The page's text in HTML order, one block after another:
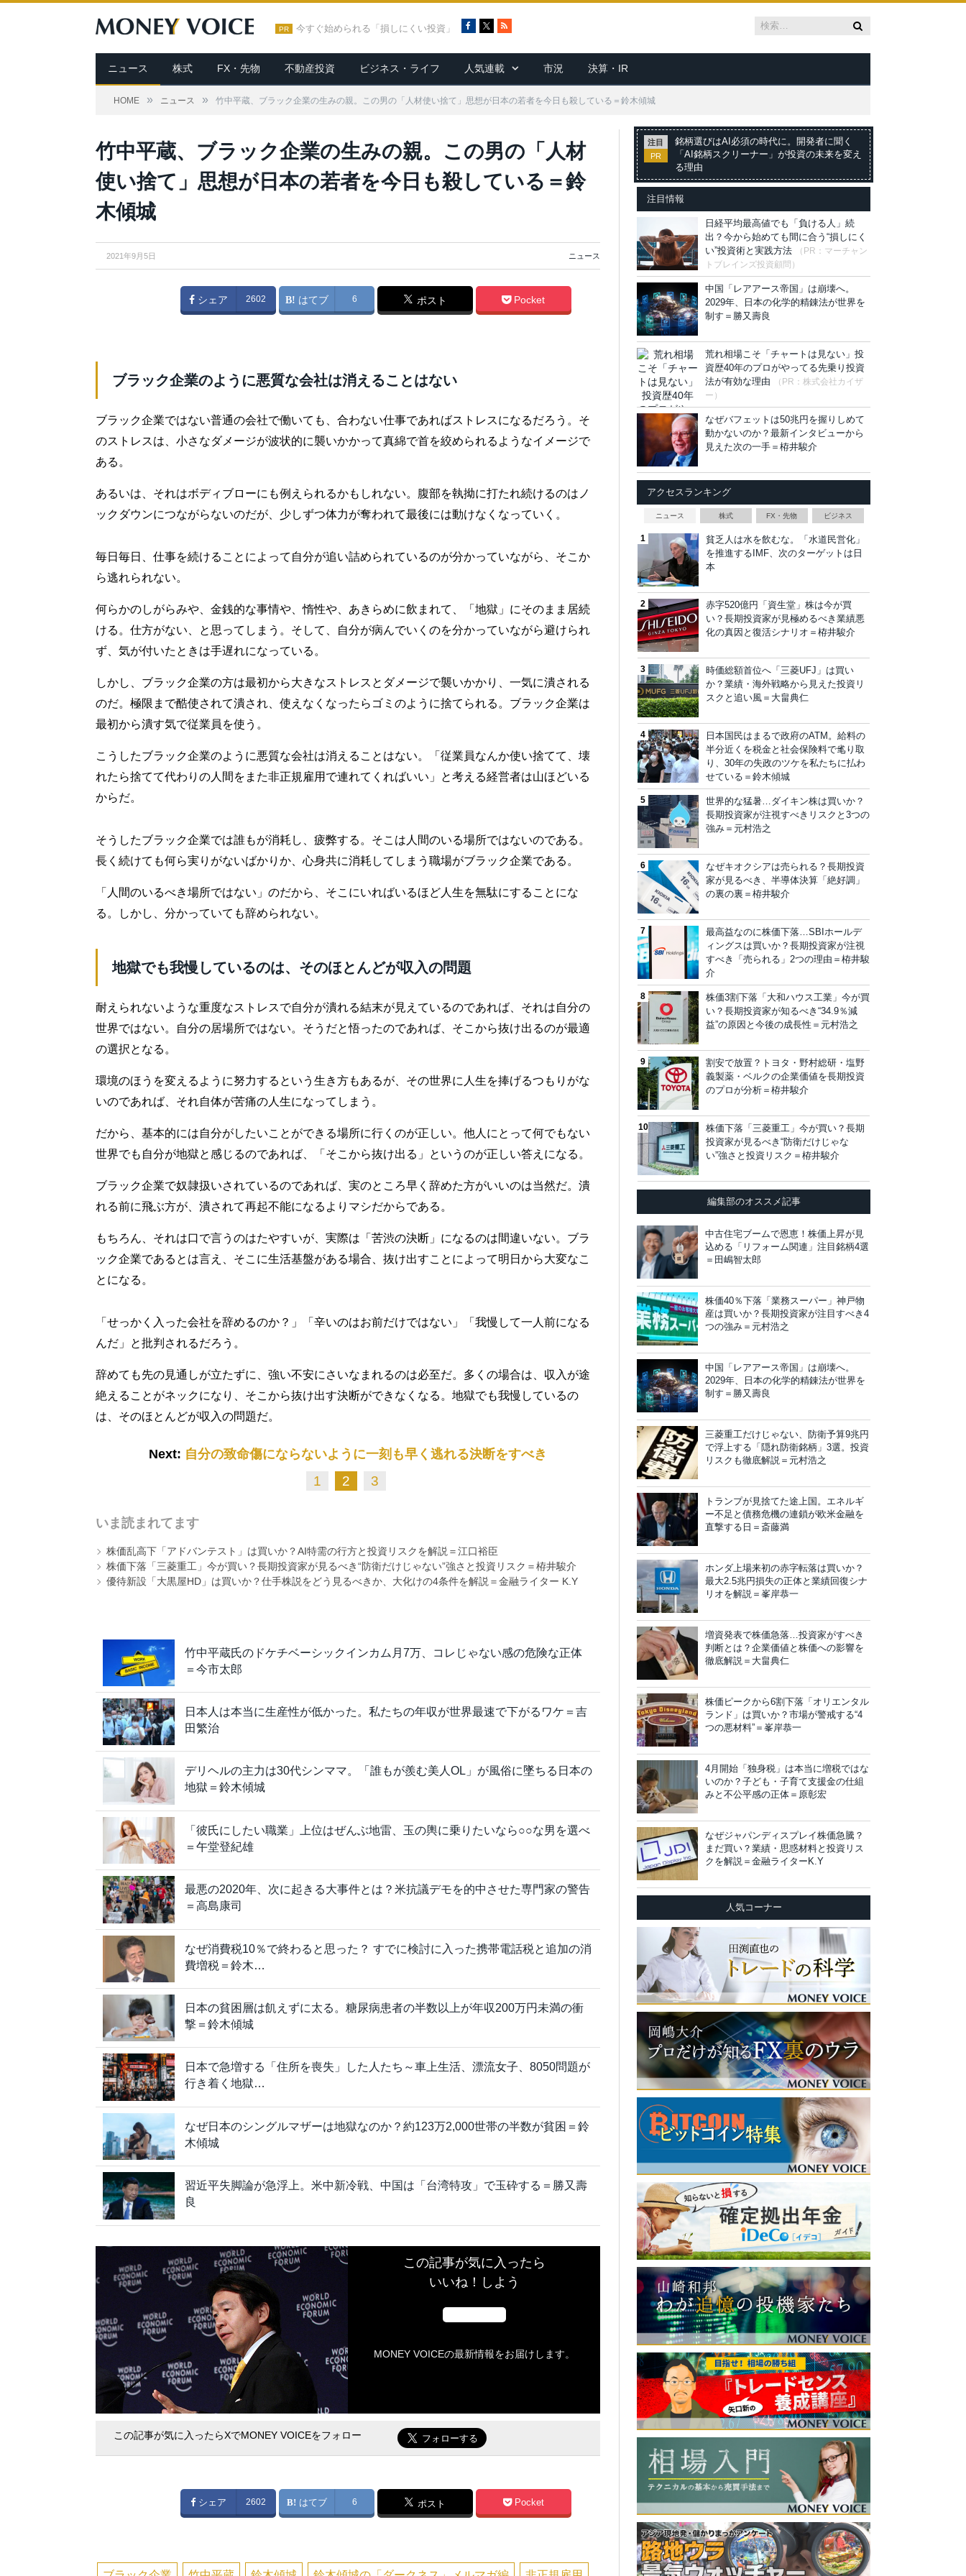
PR 今すぐ始められる「損しにくい投資」
c
e
b
o
R
S
ニュース 株式 FX・先物 不動産投資 ビジネス・ライフ 人気連載 市況 決算・IR
HOME » ニュース » 竹中平蔵、ブラック企業の生みの親。この男の「人材使い捨て」思想が日本の若者を今日も殺している＝鈴木傾城
竹中平蔵、ブラック企業の生みの親。この男の「人材
使い捨て」思想が日本の若者を今日も殺している＝鈴
木傾城
2021年9月5日 ニュース
シェア 2602 はてブ 6 ポスト Pocket
ブラック企業のように悪質な会社は消えることはない
ブラック企業ではない普通の会社で働いても、合わない仕事であればストレスになるだろう。そ
のストレスは、小さなダメージが波状的に襲いかかって真綿で首を絞められるようなイメージで
ある。
あるいは、それはボディブローにも例えられるかもしれない。腹部を執拗に打たれ続けるのはノ
ックダウンにつながらないのだが、少しずつ体力が奪われて最後には動けなくなっていく。
毎日毎日、仕事を続けることによって自分が追い詰められているのが分かっていながら、そこか
ら逃れられない。
何らかのしがらみや、金銭的な事情や、惰性や、あきらめに飲まれて、「地獄」にそのまま居続
ける。仕方がない、と思ってしまう。そして、自分が病んでいくのを分かっていながら避けられ
ず、気が付いたときは手遅れになっている。
しかし、ブラック企業の方は最初から大きなストレスとダメージで襲いかかり、一気に潰される
のだ。極限まで酷使されて潰され、使えなくなったらゴミのように捨てられる。ブラック企業は
最初から潰す気で従業員を使う。
こうしたブラック企業のように悪質な会社は消えることはない。「従業員なんか使い捨てて、壊
れたら捨てて代わりの人間をまた非正規雇用で連れてくればいい」と考える経営者は山ほどいる
からだ。
そうしたブラック企業では誰もが消耗し、疲弊する。そこは人間のいる場所ではないのである。
長く続けても何ら実りがないばかりか、心身共に消耗してしまう職場がブラック企業である。
「人間のいるべき場所ではない」のだから、そこにいればいるほど人生を無駄にすることにな
る。しかし、分かっていても辞められない。
地獄でも我慢しているのは、そのほとんどが収入の問題
耐えられないような重度なストレスで自分が潰れる結末が見えているのであれば、それは自分の
世界ではない。自分の居場所ではない。そうだと悟ったのであれば、そこから抜け出るのが最適
の選択となる。
環境のほうを変えるように努力するという生き方もあるが、その世界に人生を捧げるつもりがな
いのであれば、それ自体が苦痛の人生になってしまう。
だから、基本的には自分がしたいことができる場所に行くのが正しい。他人にとって何でもない
世界でも自分が地獄と感じるのであれば、「そこから抜け出る」というのが正しい答えになる。
ブラック企業で奴隷扱いされているのであれば、実のところ早く辞めた方がいいのは当然だ。潰
れる前に飛ぶ方が、潰されて再起不能になるよりマシだからである。
もちろん、それは口で言うのはたやすいが、実際は「苦渋の決断」になるのは間違いない。ブラ
ック企業であるとは言え、そこに生活基盤がある場合、抜け出すことによって明日から大変なこ
とになる。
「せっかく入った会社を辞めるのか？」「辛いのはお前だけではない」「我慢して一人前になる
んだ」と批判されるだろう。
辞めても先の見通しが立たずに、強い不安にさいなまれるのは必至だ。多くの場合は、収入が途
絶えることがネックになり、そこから抜け出す決断ができなくなる。地獄でも我慢しているの
は、そのほとんどが収入の問題だ。
Next: 自分の致命傷にならないように一刻も早く逃れる決断をすべき
1 2 3
いま読まれてます
株価乱高下「アドバンテスト」は買いか？AI特需の行方と投資リスクを解説＝江口裕臣
株価下落「三菱重工」今が買い？長期投資家が見るべき“防衛だけじゃない”強さと投資リスク＝栫井駿介
優待新設「大黒屋HD」は買いか？仕手株説をどう見るべきか、大化けの4条件を解説＝金融ライター K.Y
竹中平蔵氏のドケチベーシックインカム月7万、コレじゃない感の危険な正体
＝今市太郎
日本人は本当に生産性が低かった。私たちの年収が世界最速で下がるワケ＝吉
田繁治
デリヘルの主力は30代シンママ。「誰もが羨む美人OL」が風俗に墜ちる日本の
地獄＝鈴木傾城
「彼氏にしたい職業」上位はぜんぶ地雷、玉の輿に乗りたいなら○○な男を選べ
＝午堂登紀雄
最悪の2020年、次に起きる大事件とは？米抗議デモを的中させた専門家の警告
＝高島康司
なぜ消費税10％で終わると思った？ すでに検討に入った携帯電話税と追加の消
費増税＝鈴木…
日本の貧困層は飢えずに太る。糖尿病患者の半数以上が年収200万円未満の衝
撃＝鈴木傾城
日本で急増する「住所を喪失」した人たち～車上生活、漂流女子、8050問題が
行き着く地獄…
なぜ日本のシングルマザーは地獄なのか？約123万2,000世帯の半数が貧困＝鈴
木傾城
習近平失脚論が急浮上。米中新冷戦、中国は「台湾特攻」で玉砕する＝勝又壽
良
この記事が気に入ったら
いいね！しよう
MONEY VOICEの最新情報をお届けします。
この記事が気に入ったらXでMONEY VOICEをフォロー
シェア 2602 はてブ 6 ポスト Pocket
注目
PR
銘柄選びはAI必須の時代に。開発者に聞く
「AI銘柄スクリーナー」が投資の未来を変え
る理由
注目情報
日経平均最高値でも「負ける人」続
出？今から始めても間に合う“損しにく
い”投資術と実践方法
（PR：マーチャン
トブレインズ投資顧問）
中国「レアアース帝国」は崩壊へ。
2029年、日本の化学的精錬法が世界を
制す＝勝又壽良
荒れ相場こそ「チャートは見ない」投
資歴40年のプロがやってる先乗り投資
法が有効な理由
（PR：株式会社カイザ
ー）
なぜバフェットは50兆円を握りしめて
動かないのか？最新インタビューから
見えた次の一手＝栫井駿介
アクセスランキング
ニュース 株式 FX・先物 ビジネス
貧乏人は水を飲むな。「水道民営化」
を推進するIMF、次のターゲットは日
本
赤字520億円「資生堂」株は今が買
い？長期投資家が見極めるべき業績悪
化の真因と復活シナリオ＝栫井駿介
時価総額首位へ「三菱UFJ」は買い
か？業績・海外戦略から見えた投資リ
スクと追い風＝大畠典仁
日本国民はまるで政府のATM。給料の
半分近くを税金と社会保険料で毟り取
り、30年の失政のツケを私たちに払わ
せている＝鈴木傾城
世界的な猛暑…ダイキン株は買いか？
長期投資家が注視すべきリスクと3つの
強み＝元村浩之
なぜキオクシアは売られる？長期投資
家が見るべき、半導体決算「絶好調」
の裏の裏＝栫井駿介
最高益なのに株価下落…SBIホールデ
ィングスは買いか？長期投資家が注視
すべき「売られる」2つの理由＝栫井駿
介
株価3割下落「大和ハウス工業」今が買
い？長期投資家が知るべき“34.9％減
益”の原因と今後の成長性＝元村浩之
割安で放置？トヨタ・野村総研・塩野
義製薬・ベルクの企業価値を長期投資
のプロが分析＝栫井駿介
株価下落「三菱重工」今が買い？長期
投資家が見るべき“防衛だけじゃな
い”強さと投資リスク＝栫井駿介
編集部のオススメ記事
中古住宅ブームで恩恵！株価上昇が見
込める「リフォーム関連」注目銘柄4選
＝田嶋智太郎
株価40％下落「業務スーパー」神戸物
産は買いか？長期投資家が注目すべき4
つの強み＝元村浩之
中国「レアアース帝国」は崩壊へ。
2029年、日本の化学的精錬法が世界を
制す＝勝又壽良
三菱重工だけじゃない、防衛予算9兆円
で浮上する「隠れ防衛銘柄」3選。投資
リスクも徹底解説＝元村浩之
トランプが見捨てた途上国。エネルギ
ー不足と債務危機の連鎖が欧米金融を
直撃する日＝斎藤満
ホンダ上場来初の赤字転落は買いか？
最大2.5兆円損失の正体と業績回復シナ
リオを解説＝峯岸恭一
増資発表で株価急落…投資家がすべき
判断とは？企業価値と株価への影響を
徹底解説＝大畠典仁
株価ピークから6割下落「オリエンタル
ランド」は買いか？市場が警戒する“4
つの悪材料”＝峯岸恭一
4月開始「独身税」は本当に増税ではな
いのか？子ども・子育て支援金の仕組
みと不公平感の正体＝原彰宏
なぜジャパンディスプレイ株価急騰？
まだ買い？業績・思惑材料と投資リス
クを解説＝金融ライターK.Y
人気コーナー